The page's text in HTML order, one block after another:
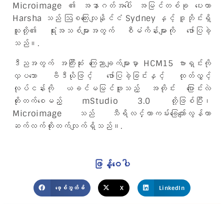
Microimage ၏ အနာဂတ်အပေါ် အမြင်တစ်ခု ပေးကာ
Harsha သည် ဩစတြေးလျနိုင်ငံ Sydney နှင့် ဒူဘိုင်းရှိ
သူတို့၏ ရုံးအသစ်များအတွက် စီမံကိန်းများကို ဖော်ပြခဲ့
သည်။.
ဒီညအတွက် အကြီးဆုံး ကြေညာချက်များမှာ HCM15 ဗားရှင်းကို
လှပသော ဗီဒီယိုဖြင့် ဖော်ပြခဲ့ခြင်းနှင့် ထုတ်လွှင့်
လုပ်ငန်းကို ယခင်မမြင်ဖူးသည့် အတိုင်း ပြောင်းလဲ
တိုးတက်စေမည့် mStudio 3.0 တို့ဖြစ်ပြီး၊
Microimage သည် သီရိလင်္ကာကမ်းခြေကျော်လွန်ကာ
ဆက်လက်တိုးတက်လျက်ရှိသည်။.
ဖြန့်ဝေပါ
ဖေ့စ်ဘွတ်ခ် X LinkedIn